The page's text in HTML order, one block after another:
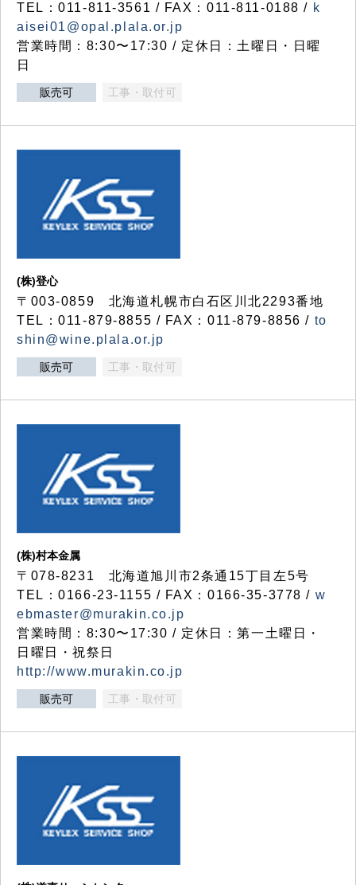
TEL：011-811-3561 / FAX：011-811-0188 / k
aisei01@opal.plala.or.jp
営業時間：8:30〜17:30 / 定休日：土曜日・日曜
日
販売可 工事・取付可
(株)登心
〒003-0859 北海道札幌市白石区川北2293番地
TEL：011-879-8855 / FAX：011-879-8856 / to
shin@wine.plala.or.jp
販売可 工事・取付可
(株)村本金属
〒078-8231 北海道旭川市2条通15丁目左5号
TEL：0166-23-1155 / FAX：0166-35-3778 / w
ebmaster@murakin.co.jp
営業時間：8:30〜17:30 / 定休日：第一土曜日・
日曜日・祝祭日
http://www.murakin.co.jp
販売可 工事・取付可